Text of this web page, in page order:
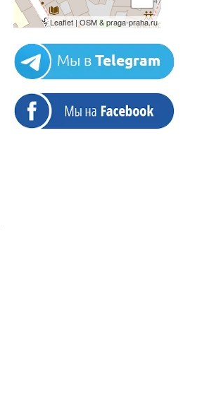
Leaflet | OSM & praga-praha.ru